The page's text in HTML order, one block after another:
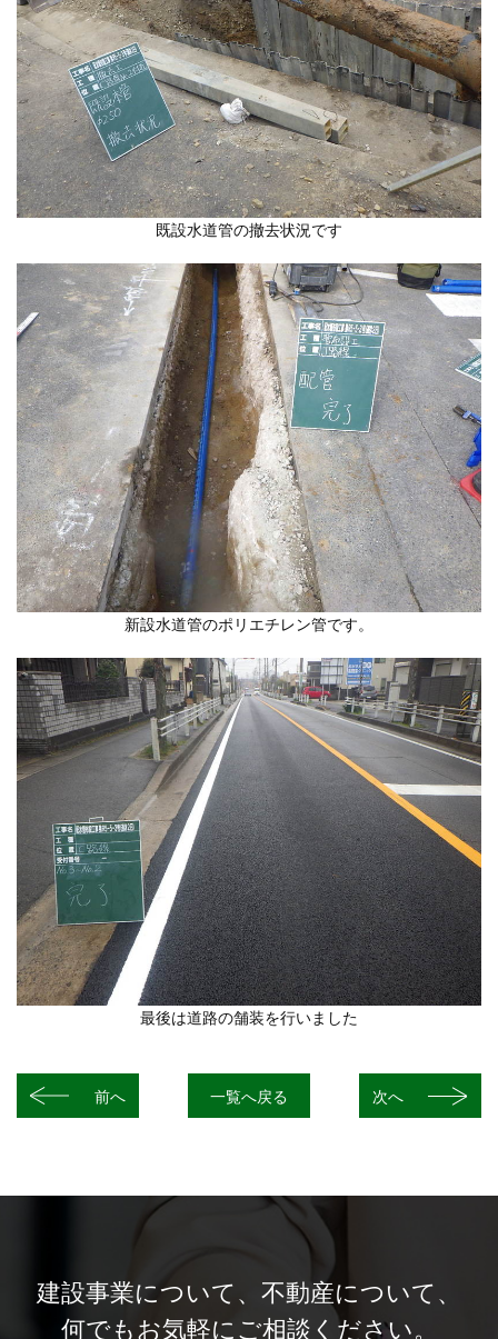
既設水道管の撤去状況です
新設水道管のポリエチレン管です。
最後は道路の舗装を行いました
前へ 一覧へ戻る 次へ
建設事業について、 不動産について、
何でもお気軽にご相談ください。